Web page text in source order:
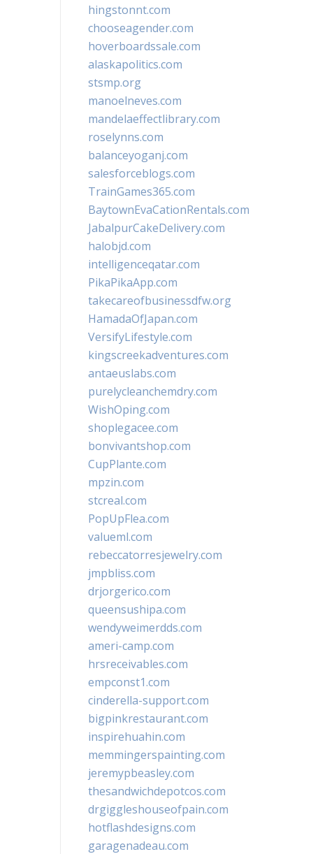
hingstonnt.com
chooseagender.com
hoverboardssale.com
alaskapolitics.com
stsmp.org
manoelneves.com
mandelaeffectlibrary.com
roselynns.com
balanceyoganj.com
salesforceblogs.com
TrainGames365.com
BaytownEvaCationRentals.com
JabalpurCakeDelivery.com
halobjd.com
intelligenceqatar.com
PikaPikaApp.com
takecareofbusinessdfw.org
HamadaOfJapan.com
VersifyLifestyle.com
kingscreekadventures.com
antaeuslabs.com
purelycleanchemdry.com
WishOping.com
shoplegacee.com
bonvivantshop.com
CupPlante.com
mpzin.com
stcreal.com
PopUpFlea.com
valueml.com
rebeccatorresjewelry.com
jmpbliss.com
drjorgerico.com
queensushipa.com
wendyweimerdds.com
ameri-camp.com
hrsreceivables.com
empconst1.com
cinderella-support.com
bigpinkrestaurant.com
inspirehuahin.com
memmingerspainting.com
jeremypbeasley.com
thesandwichdepotcos.com
drgiggleshouseofpain.com
hotflashdesigns.com
garagenadeau.com